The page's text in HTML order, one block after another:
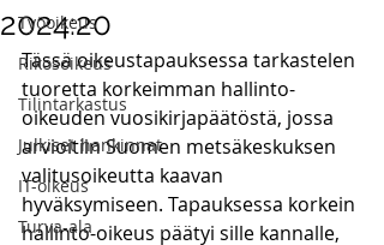
Työoikeus
Rikosoikeus
Tilintarkastus
Julkiset hankinnat
IT-oikeus
Turva-ala
2024:20
Tässä oikeustapauksessa tarkastelen
tuoretta korkeimman hallinto-
oikeuden vuosikirjapäätöstä, jossa
arvioitiin Suomen metsäkeskuksen
valitusoikeutta kaavan
hyväksymiseen. Tapauksessa korkein
hallinto-oikeus päätyi sille kannalle,